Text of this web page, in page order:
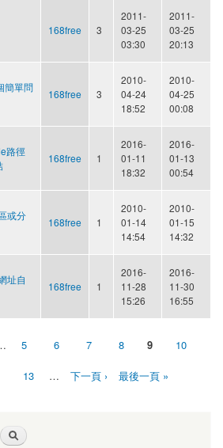
168free 3
2011-
03-25
03:30
2011-
03-25
20:13
簡單問
168free 3
2010-
04-24
18:52
2010-
04-25
00:08
路徑
168free 1
2016-
01-11
18:32
2016-
01-13
00:54
或分
168free 1
2010-
01-14
14:54
2010-
01-15
14:32
址自
168free 1
2016-
11-28
15:26
2016-
11-30
16:55
5 6 7 8 9 10
13 … 下一頁 › 最後一頁 »